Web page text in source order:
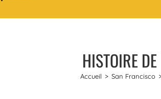
HISTOIRE
Accueil > San Francisco